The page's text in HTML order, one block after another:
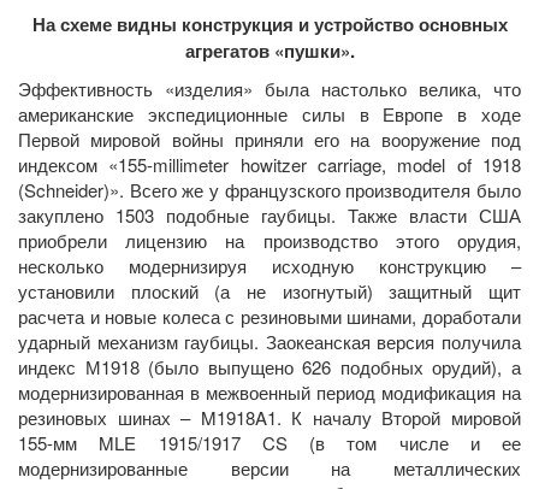
На схеме видны конструкция и устройство основных
агрегатов «пушки».
Эффективность «изделия» была настолько велика, что
американские экспедиционные силы в Европе в ходе
Первой мировой войны приняли его на вооружение под
индексом «155-millimeter howitzer carriage, model of 1918
(Schneider)». Всего же у французского производителя было
закуплено 1503 подобные гаубицы. Также власти США
приобрели лицензию на производство этого орудия,
несколько модернизируя исходную конструкцию –
установили плоский (а не изогнутый) защитный щит
расчета и новые колеса с резиновыми шинами, доработали
ударный механизм гаубицы. Заокеанская версия получила
индекс М1918 (было выпущено 626 подобных орудий), а
модернизированная в межвоенный период модификация на
резиновых шинах – M1918A1. К началу Второй мировой
155-мм MLE 1915/1917 CS (в том числе и ее
модернизированные версии на металлических